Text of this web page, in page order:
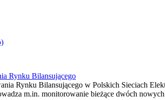
Rynku Bilansującego
Rynku Bilansującego w Polskich Sieciach
m.in. monitorowanie bieżące dwóch